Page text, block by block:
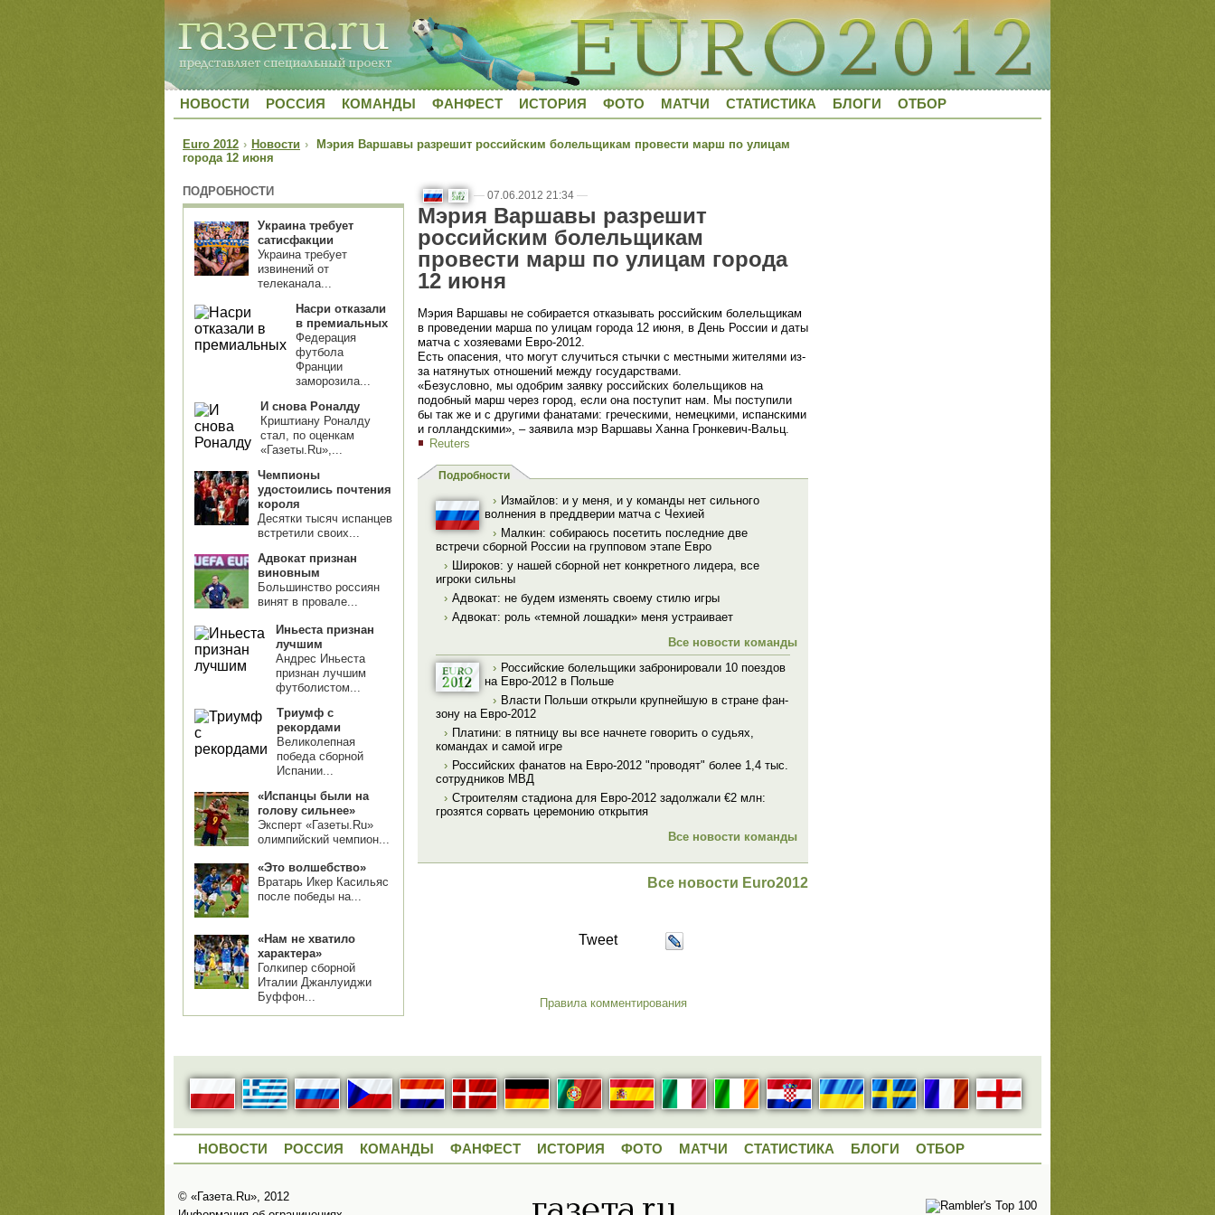
НОВОСТИ РОССИЯ КОМАНДЫ ФАНФЕСТ ИСТОРИЯ ФОТО МАТЧИ СТАТИСТИКА БЛОГИ ОТБОР
Euro 2012 › Новости › Мэрия Варшавы разрешит российским болельщикам провести марш по улицам
города 12 июня
ПОДРОБНОСТИ
Украина требует
сатисфакции
Украина требует
извинений от
телеканала...
Насри отказали
в премиальных
Федерация
футбола
Франции
заморозила...
И снова Роналду
Криштиану Роналду
стал, по оценкам
«Газеты.Ru»,...
Чемпионы
удостоились почтения
короля
Десятки тысяч испанцев
встретили своих...
Адвокат признан
виновным
Большинство россиян
винят в провале...
Иньеста признан
лучшим
Андрес Иньеста
признан лучшим
футболистом...
Триумф с
рекордами
Великолепная
победа сборной
Испании...
«Испанцы были на
голову сильнее»
Эксперт «Газеты.Ru»
олимпийский чемпион...
«Это волшебство»
Вратарь Икер Касильяс
после победы на...
«Нам не хватило
характера»
Голкипер сборной
Италии Джанлуиджи
Буффон...
— 07.06.2012 21:34 —
Мэрия Варшавы разрешит
российским болельщикам
провести марш по улицам города
12 июня
Мэрия Варшавы не собирается отказывать российским болельщикам
в проведении марша по улицам города 12 июня, в День России и даты
матча с хозяевами Евро-2012.
Есть опасения, что могут случиться стычки с местными жителями из-
за натянутых отношений между государствами.
«Безусловно, мы одобрим заявку российских болельщиков на
подобный марш через город, если она поступит нам. Мы поступили
бы так же и с другими фанатами: греческими, немецкими, испанскими
и голландскими», – заявила мэр Варшавы Ханна Гронкевич-Вальц.
Reuters
Подробности
› Измайлов: и у меня, и у команды нет сильного
волнения в преддверии матча с Чехией
› Малкин: собираюсь посетить последние две
встречи сборной России на групповом этапе Евро
› Широков: у нашей сборной нет конкретного лидера, все
игроки сильны
› Адвокат: не будем изменять своему стилю игры
› Адвокат: роль «темной лошадки» меня устраивает
Все новости команды
› Российские болельщики забронировали 10 поездов
на Евро-2012 в Польше
› Власти Польши открыли крупнейшую в стране фан-
зону на Евро-2012
› Платини: в пятницу вы все начнете говорить о судьях,
командах и самой игре
› Российских фанатов на Евро-2012 "проводят" более 1,4 тыс.
сотрудников МВД
› Строителям стадиона для Евро-2012 задолжали €2 млн:
грозятся сорвать церемонию открытия
Все новости команды
Все новости Euro2012
Tweet
Правила комментирования
НОВОСТИ РОССИЯ КОМАНДЫ ФАНФЕСТ ИСТОРИЯ ФОТО МАТЧИ СТАТИСТИКА БЛОГИ ОТБОР
© «Газета.Ru», 2012